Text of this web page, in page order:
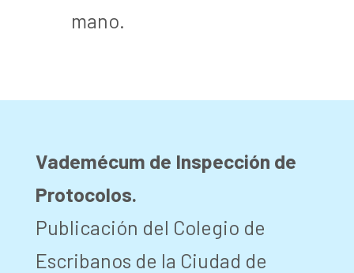
mano.
Vademécum de Inspección de
Protocolos.
Publicación del Colegio de
Escribanos de la Ciudad de